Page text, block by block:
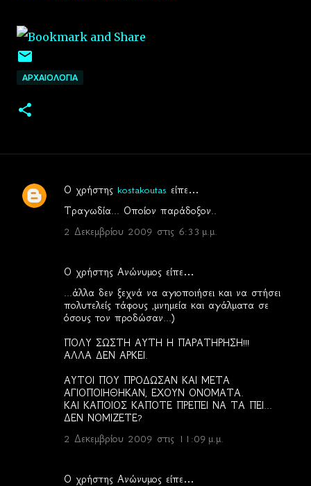
ΑΡΧΑΙΟΛΟΓΙΑ
Σ
Ο χρήστης kostakoutas είπε…
Τραγωδία... Οποίον παράδοξον..
2 Δεκεμβρίου 2009 στις 6:33 μ.μ.
Ο χρήστης Ανώνυμος είπε…
...άλλα δεν ξεχνά να αγιοποιήσει και να στήσει
πολυτελείς τάφους ,μνημεία και αγάλματα σε
όσους τον προδώσαν...)
ΠΟΛΥ ΣΩΣΤΗ ΑΥΤΗ Η ΠΑΡΑΤΗΡΗΣΗ!!!
ΑΛΛΑ ΔΕΝ ΑΡΚΕΙ.
ΑΥΤΟΙ ΠΟΥ ΠΡΟΔΩΣΑΝ ΚΑΙ ΜΕΤΑ
ΑΓΙΟΠΟΙΗΘΗΚΑΝ, ΕΧΟΥΝ ΟΝΟΜΑΤΑ.
ΚΑΙ ΚΑΠΟΙΟΣ ΚΑΠΟΤΕ ΠΡΕΠΕΙ ΝΑ ΤΑ ΠΕΙ...
ΔΕΝ ΝΟΜΙΖΕΤΕ?
2 Δεκεμβρίου 2009 στις 11:09 μ.μ.
Ο χρήστης Ανώνυμος είπε…